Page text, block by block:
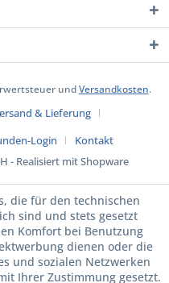
undVersandkosten.
& Lieferung
Login
Kontakt
- Realisiert mit Shopware
die für den technischen
sind und stets gesetzt
Komfort bei Benutzung
dienen oder die
und sozialen Netzwerken
Ihrer Zustimmung gesetzt.